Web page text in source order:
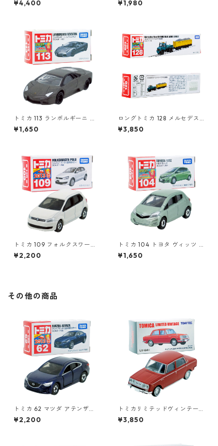
¥4,400
824923
¥1,980
トミカ 113 ランボルギーニ レ
ヴェントン #10359791
¥1,650
ロングトミカ 128 メルセデス
ベンツ ウニモグ 軌陸車 #103
96291
¥3,850
トミカ 109 フォルクスワーゲ
ン ポロ（初回特別カラー）#1
0467380
¥2,200
トミカ 104 トヨタ ヴィッツ #
10392507
¥1,650
その他の商品
トミカ 62 マツダ アテンザ
（初回特別カラー）#1047471
5
¥2,200
トミカリミテッドヴィンテー
ジ LV-64a トヨペット コロナ
1500 デラックス #10217138
¥3,850